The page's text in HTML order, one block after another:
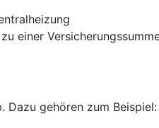
einer
Dazu gehören zum Beispiel: